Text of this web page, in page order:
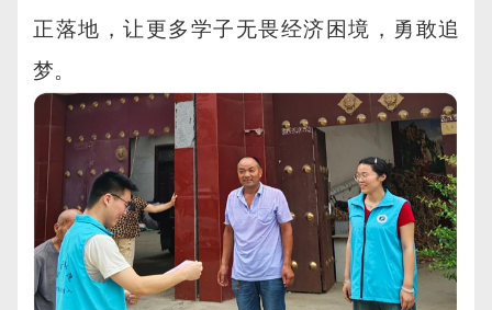
正落地，让更多学子无畏经济困境，勇敢追
梦。